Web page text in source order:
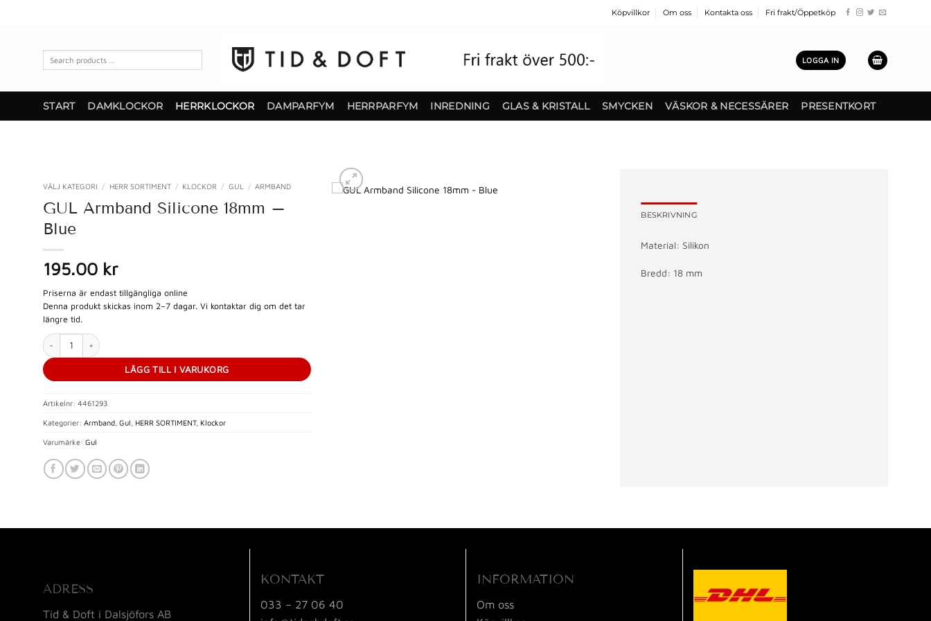
Köpvillkor Om oss Kontakta oss Fri frakt/Öppetköp
LOGGA IN
START DAMKLOCKOR HERRKLOCKOR DAMPARFYM HERRPARFYM INREDNING GLAS & KRISTALL SMYCKEN VÄSKOR & NECESSÄRER PRESENTKORT
VÄLJ KATEGORI / HERR SORTIMENT / KLOCKOR / GUL / ARMBAND
GUL Armband Silicone 18mm –
Blue
195.00 kr
Priserna är endast tillgängliga online
Denna produkt skickas inom 2–7 dagar. Vi kontaktar dig om det tar
längre tid.
GUL Armband Silicone 18mm - Blue mängd
LÄGG TILL I VARUKORG
Artikelnr: 4461293
Kategorier: Armband Gul HERR SORTIMENT, Klockor
Varumärke: Gul
BESKRIVNING
Material: Silikon
Bredd: 18 mm
ADRESS
Tid & Doft i Dalsjöfors AB
KONTAKT
033 – 27 06 40
INFORMATION
Om oss